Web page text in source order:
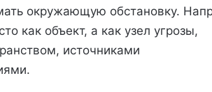
окружающую обстановку.
как объект, а как узел угрозы,
источниками